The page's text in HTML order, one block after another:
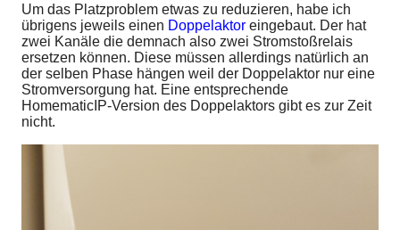
Um das Platzproblem etwas zu reduzieren, habe ich
übrigens jeweils einen Doppelaktor eingebaut. Der hat
zwei Kanäle die demnach also zwei Stromstoßrelais
ersetzen können. Diese müssen allerdings natürlich an
der selben Phase hängen weil der Doppelaktor nur eine
Stromversorgung hat. Eine entsprechende
HomematicIP-Version des Doppelaktors gibt es zur Zeit
nicht.